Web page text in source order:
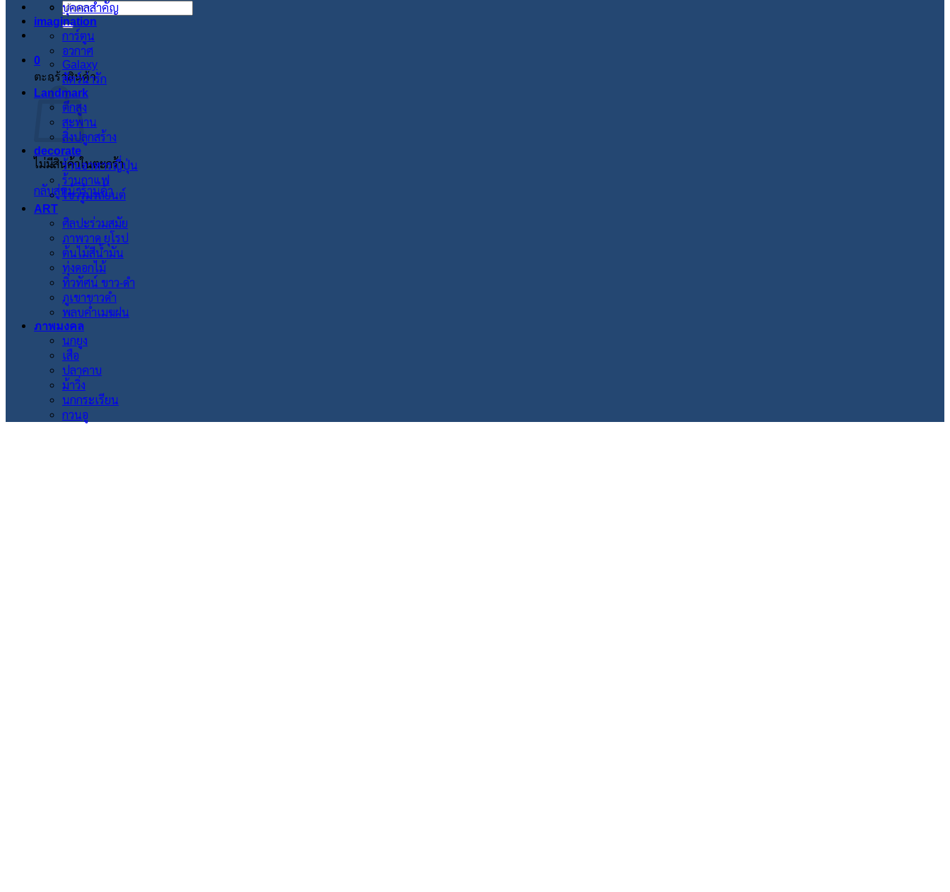
ค้นหา:
0
ตะกร้าสินค้า
ไม่มีสินค้าในตะกร้า
กลับสู่หน้าร้านค้า
บุคคลสำคัญ
imagination
การ์ตูน
อวกาศ
Galaxy
สัตว์น่ารัก
Landmark
ตึกสูง
สะพาน
สิ่งปลูกสร้าง
decorate
ร้านอาหารญี่ปุ่น
ร้านกาแฟ
โชว์รูมรถยนต์
ART
ศิลปะร่วมสมัย
ภาพวาด ยุโรป
ต้นไม้สีน้ำมัน
ทุ่งดอกไม้
ทิวทัศน์ ขาว-ดำ
ภูเขาขาวดำ
พลบค่ำเมฆฝน
ภาพมงคล
นกยูง
เสือ
ปลาคาบ
ม้าวิ่ง
นกกระเรียน
กวนอู